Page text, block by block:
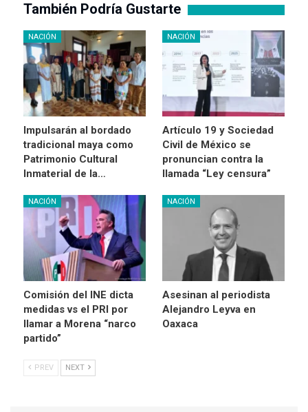
También Podría Gustarte
NACIÓN
Impulsarán al bordado
tradicional maya como
Patrimonio Cultural
Inmaterial de la…
NACIÓN
Artículo 19 y Sociedad
Civil de México se
pronuncian contra la
llamada “Ley censura”
NACIÓN
Comisión del INE dicta
medidas vs el PRI por
llamar a Morena “narco
partido”
NACIÓN
Asesinan al periodista
Alejandro Leyva en
Oaxaca
PREV NEXT